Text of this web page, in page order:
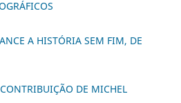
A HISTÓRIA SEM FIM, DE
DE MICHEL